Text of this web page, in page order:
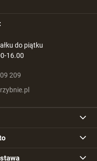
do piątku
16.00
209